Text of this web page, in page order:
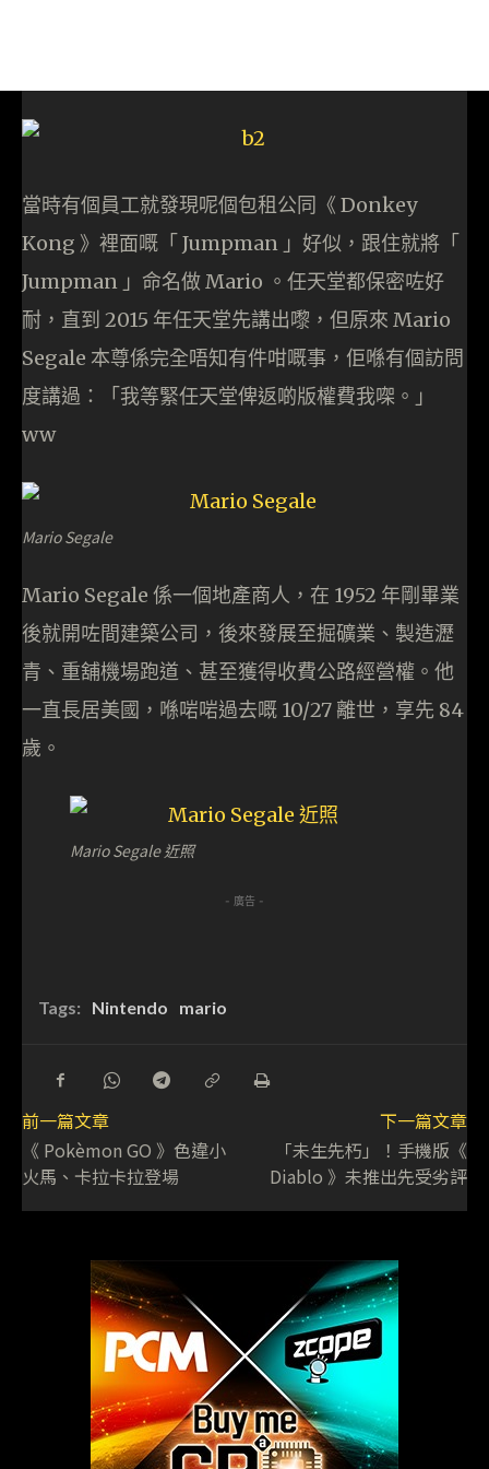
當時有個員工就發現呢個包租公同《 Donkey
Kong 》裡面嘅「 Jumpman 」好似，跟住就將「
Jumpman 」命名做 Mario 。任天堂都保密咗好
耐，直到 2015 年任天堂先講出嚟，但原來 Mario
Segale 本尊係完全唔知有件咁嘅事，佢喺有個訪問
度講過：「我等緊任天堂俾返啲版權費我㗎。」
ww
Mario Segale
Mario Segale 係一個地產商人，在 1952 年剛畢業
後就開咗間建築公司，後來發展至掘礦業、製造瀝
青、重舖機場跑道、甚至獲得收費公路經營權。他
一直長居美國，喺啱啱過去嘅 10/27 離世，享先 84
歲。
Mario Segale 近照
- 廣告 -
Tags: Nintendo mario
前一篇文章
《 Pokèmon GO 》色違小
火馬、卡拉卡拉登場
下一篇文章
「未生先朽」！手機版《
Diablo 》未推出先受劣評